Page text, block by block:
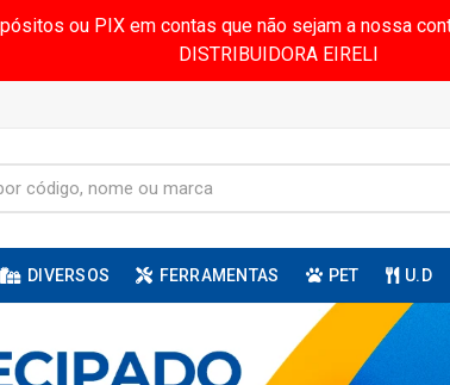
ou PIX em contas que não sejam a nossa
DISTRIBUIDORA EIRELI
DIVERSOS FERRAMENTAS PET U.D